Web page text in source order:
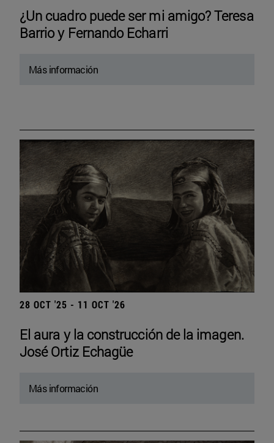
¿Un cuadro puede ser mi amigo? Teresa
Barrio y Fernando Echarri
Más información
28 OCT '25 - 11 OCT '26
El aura y la construcción de la imagen.
José Ortiz Echagüe
Más información